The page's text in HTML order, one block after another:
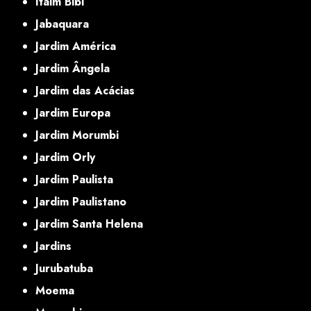
Jabaquara
Jardim América
Jardim Ângela
Jardim das Acácias
Jardim Europa
Jardim Morumbi
Jardim Orly
Jardim Paulista
Jardim Paulistano
Jardim Santa Helena
Jardins
Jurubatuba
Moema